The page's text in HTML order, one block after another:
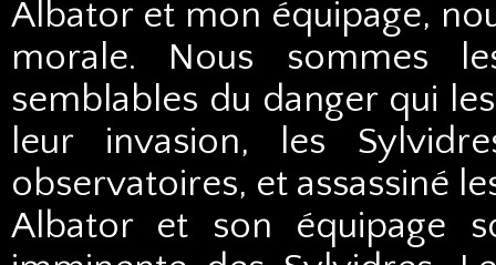
Albator et mon équipage,
morale. Nous sommes
semblables du danger qui
leur invasion, les
observatoires, et assassiné
Albator et son équipage